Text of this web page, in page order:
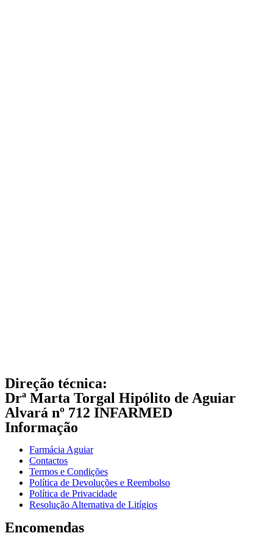
Direção técnica:
Drª Marta Torgal Hipólito de Aguiar
Alvará nº 712 INFARMED
Informação
Farmácia Aguiar
Contactos
Termos e Condições
Política de Devoluções e Reembolso
Política de Privacidade
Resolução Alternativa de Litígios
Encomendas